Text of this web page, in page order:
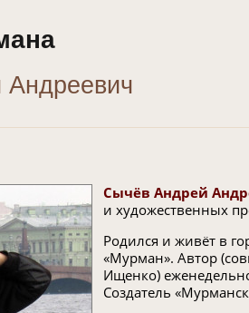
Сычёв Андрей
и художественных
Родился и живёт в
«Мурман». Автор
Ищенко)
Создатель